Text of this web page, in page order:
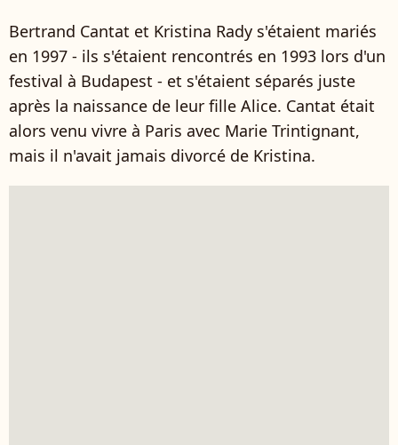
Bertrand Cantat et Kristina Rady s'étaient mariés
en 1997 - ils s'étaient rencontrés en 1993 lors d'un
festival à Budapest - et s'étaient séparés juste
après la naissance de leur fille Alice. Cantat était
alors venu vivre à Paris avec Marie Trintignant,
mais il n'avait jamais divorcé de Kristina.